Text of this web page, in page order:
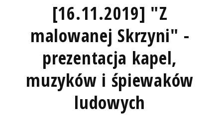
[16.11.2019] "Z
malowanej Skrzyni" -
prezentacja kapel,
muzyków i śpiewaków
ludowych